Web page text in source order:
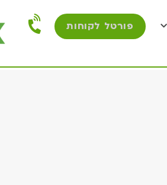
פורטל לקוחות